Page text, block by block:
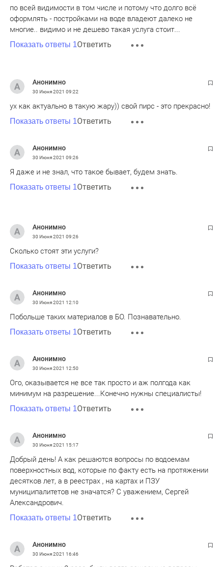
по всей видимости в том числе и потому что долго всё
оформлять - постройками на воде владеют далеко не
многие.. видимо и не дешево такая услуга стоит...
Показать ответы 1Ответить
Анонимно
30 Июня 2021 09:22
ух как актуально в такую жару)) свой пирс - это прекрасно!
Показать ответы 1Ответить
Анонимно
30 Июня 2021 09:26
Я даже и не знал, что такое бывает, будем знать.
Показать ответы 1Ответить
Анонимно
30 Июня 2021 09:26
Сколько стоят эти услуги?
Показать ответы 1Ответить
Анонимно
30 Июня 2021 12:10
Побольше таких материалов в БО. Познавательно.
Показать ответы 1Ответить
Анонимно
30 Июня 2021 12:50
Ого, оказывается не все так просто и аж полгода как
минимум на разрешение...Конечно нужны специалисты!
Показать ответы 1Ответить
Анонимно
30 Июня 2021 15:17
Добрый день! А как решаются вопросы по водоемам
поверхностных вод, которые по факту есть на протяжении
десятков лет, а в реестрах , на картах и ПЗУ
муниципалитетов не значатся? С уважением, Сергей
Александрович.
Показать ответы 1Ответить
Анонимно
30 Июня 2021 16:46